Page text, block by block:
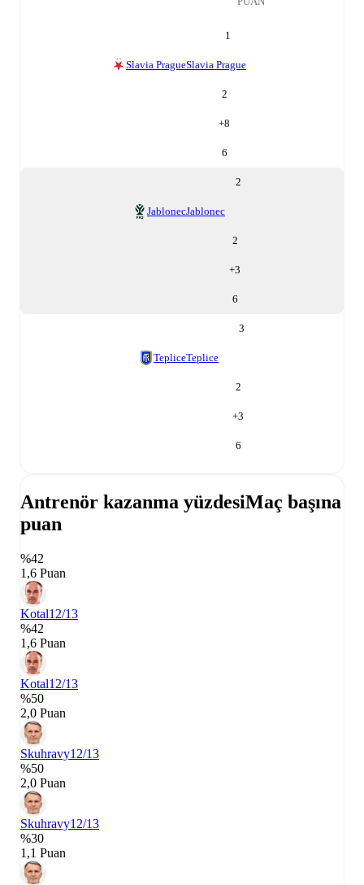
1
Slavia PragueSlavia Prague
2
+8
6
2
JablonecJablonec
2
+3
6
3
TepliceTeplice
2
+3
6
Antrenör kazanma yüzdesiMaç başına
puan
%42
1,6 Puan
Kotal12/13
%42
1,6 Puan
Kotal12/13
%50
2,0 Puan
Skuhravy12/13
%50
2,0 Puan
Skuhravy12/13
%30
1,1 Puan